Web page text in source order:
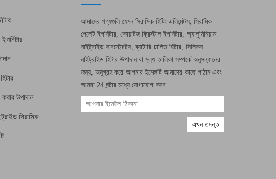
উপাদান
সিরামিক
আমাদের পণ্যগুলি যেমন সিরামিক হিটিং এলিমেন্টস, সিরামিক
পেলেট ইগনিটার, কোয়ার্টজ ক্রিস্টাল ইগনিটার, অ্যালুমিনিয়াম
নাইট্রাইড সাবস্ট্রেটস, ব্যাটারি চালিত হিটার, সিলিকন
নাইট্রাইড হিটার উপাদান বা মূল্য তালিকা সম্পর্কে অনুসন্ধানের
জন্য, অনুগ্রহ করে আপনার ইমেলটি আমাদের কাছে পাঠান এবং
আমরা 24 ঘন্টার মধ্যে যোগাযোগ করব .